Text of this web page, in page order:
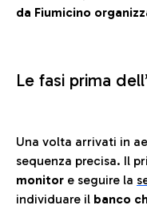
da Fiumicino
Le fasi prima
Una volta arrivati in
sequenza precisa. Il
monitor e seguire la
individuare il banco